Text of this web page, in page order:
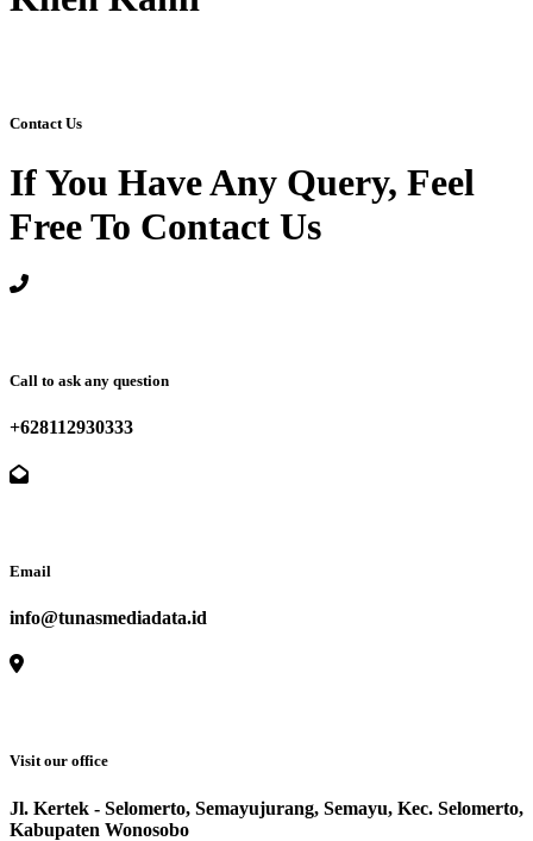
Contact Us
If You Have Any Query, Feel
Free To Contact Us
Call to ask any question
+628112930333
Email
info@tunasmediadata.id
Visit our office
Jl. Kertek - Selomerto, Semayujurang, Semayu, Kec. Selomerto,
Kabupaten Wonosobo